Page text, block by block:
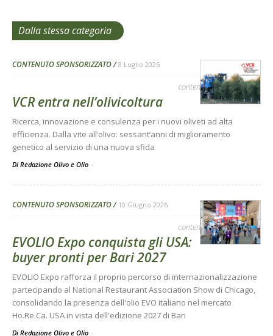
Dalla stessa categoria
CONTENUTO SPONSORIZZATO 8 Luglio 2026
contenuto sponsorizzato
VCR entra nell’olivicoltura
Ricerca, innovazione e consulenza per i nuovi oliveti ad alta
efficienza. Dalla vite all’olivo: sessant’anni di miglioramento
genetico al servizio di una nuova sfida
Di Redazione Olivo e Olio -
CONTENUTO SPONSORIZZATO 10 Giugno 2026
contenuto sponsorizzato
EVOLIO Expo conquista gli USA:
buyer pronti per Bari 2027
EVOLIO Expo rafforza il proprio percorso di internazionalizzazione
partecipando al National Restaurant Association Show di Chicago,
consolidando la presenza dell'olio EVO italiano nel mercato
Ho.Re.Ca. USA in vista dell'edizione 2027 di Bari
Di Redazione Olivo e Olio -